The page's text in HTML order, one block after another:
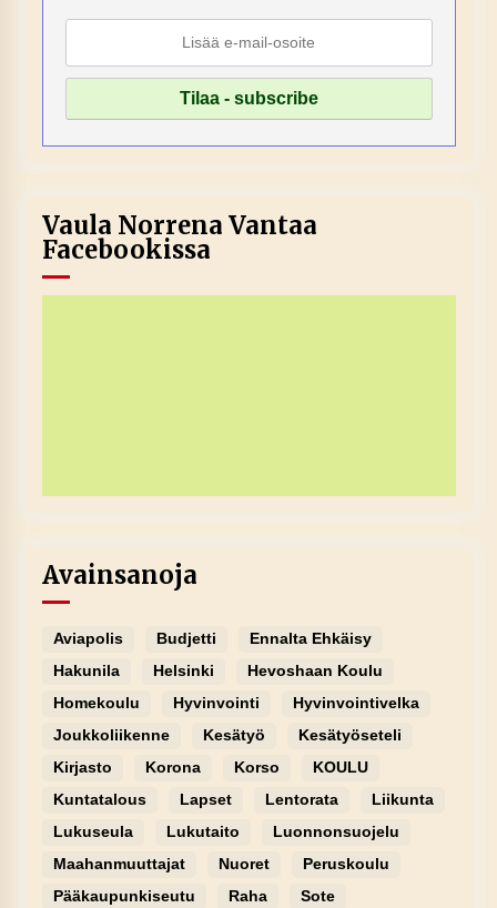
Vaula Norrena Vantaa
Facebookissa
Avainsanoja
Aviapolis Budjetti
Ennalta Ehkäisy
Hakunila
Helsinki
Hevoshaan Koulu
Homekoulu
Hyvinvointi
Hyvinvointivelka
Joukkoliikenne
Kesätyö
Kesätyöseteli
Kirjasto
Korona Korso
KOULU
Kuntatalous
Lapset Lentorata
Liikunta
Lukuseula
Lukutaito
Luonnonsuojelu
Maahanmuuttajat
Nuoret
Peruskoulu
Pääkaupunkiseutu
Raha
Sote